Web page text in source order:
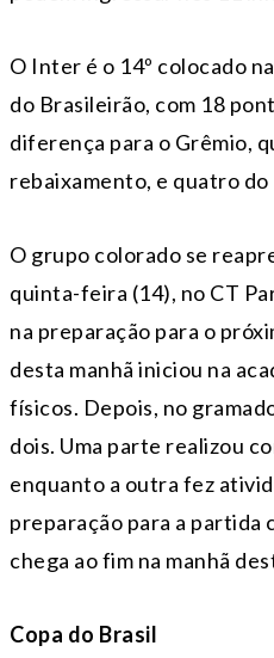
O Inter é o 14º colocado
do Brasileirão, com 18
diferença para o Grêmio,
rebaixamento, e quatro do
O grupo colorado se
quinta-feira (14), no CT
na preparação para o
desta manhã iniciou na
físicos. Depois, no
dois. Uma parte realizou
enquanto a outra fez
preparação para a partida
chega ao fim na manhã
Copa do Brasil